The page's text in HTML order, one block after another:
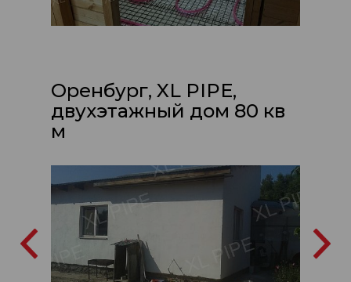
Оренбург, XL PIPE,
двухэтажный дом 80 кв
м